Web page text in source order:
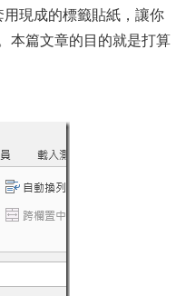
現成的標籤貼紙，讓你
本篇文章的目的就是打算